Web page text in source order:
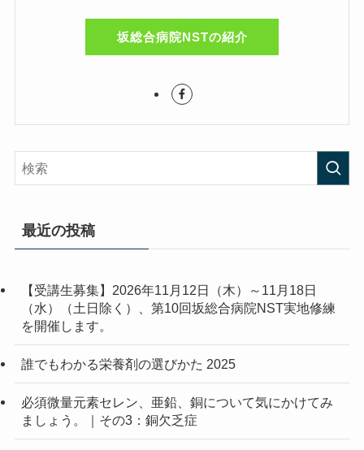
坂総合病院NSTの紹介
最近の投稿
【受講生募集】2026年11月12日（木）～11月18日
（水）（土日除く）、第10回坂総合病院NST実地修練
を開催します。
誰でもわかる栄養剤の選びかた 2025
必須微量元素セレン、亜鉛、銅について気にかけてみ
ましょう。｜その3：銅欠乏症